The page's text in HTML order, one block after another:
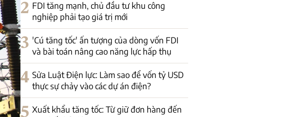
2 FDI tăng mạnh, chủ đầu tư khu công
nghiệp phải tạo giá trị mới
3 'Cú tăng tốc' ấn tượng của dòng vốn FDI
và bài toán nâng cao năng lực hấp thụ
4 Sửa Luật Điện lực: Làm sao để vốn tỷ USD
thực sự chảy vào các dự án điện?
5 Xuất khẩu tăng tốc: Từ giữ đơn hàng đến